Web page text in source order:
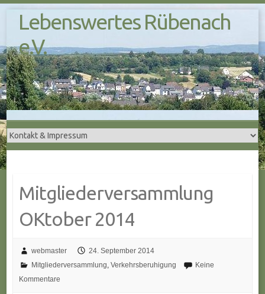
p
t
o
c
o
n
t
e
n
Lebenswertes Rübenach
e.V.
Mitgliederversammlung
OKtober 2014
webmaster
24. September 2014
Mitgliederversammlung, Verkehrsberuhigung
Keine
Kommentare